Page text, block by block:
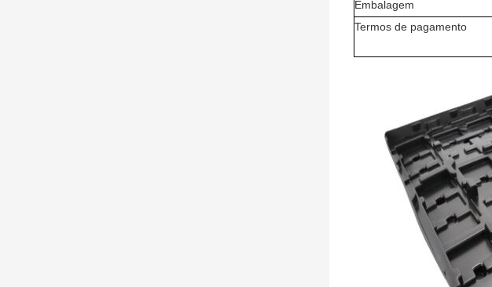
Embalagem
Termos de pagamento